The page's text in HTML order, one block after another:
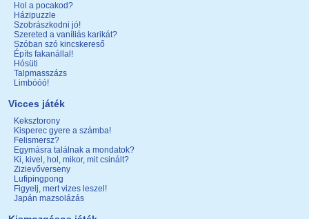
Hol a pocakod?
Házipuzzle
Szobrászkodni jó!
Szereted a vaníliás karikát?
Szóban szó kincskereső
Építs fakanállal!
Hósüti
Talpmasszázs
Limbóóó!
Vicces játék
Keksztorony
Kisperec gyere a számba!
Felismersz?
Egymásra találnak a mondatok?
Ki, kivel, hol, mikor, mit csinált?
Zizievőverseny
Lufipingpong
Figyelj, mert vizes leszel!
Japán mazsolázás